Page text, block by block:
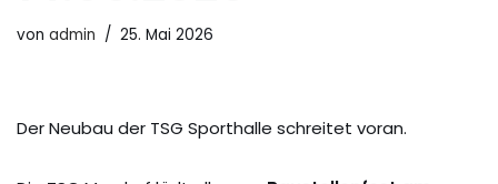
von admin 25. Mai 2026
Der Neubau der TSG Sporthalle schreitet voran.